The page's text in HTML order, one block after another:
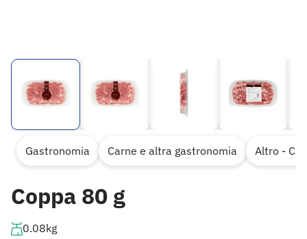
Gastronomia Carne e altra gastronomia Altro -
Coppa 80 g
0.08kg